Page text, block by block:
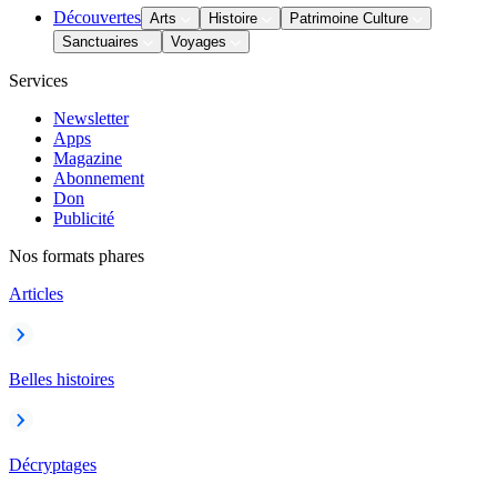
Découvertes Arts Histoire
Patrimoine Culture
Sanctuaires
Voyages
Services
Newsletter
Apps
Magazine
Abonnement
Don
Publicité
Nos formats phares
Articles
Belles histoires
Décryptages